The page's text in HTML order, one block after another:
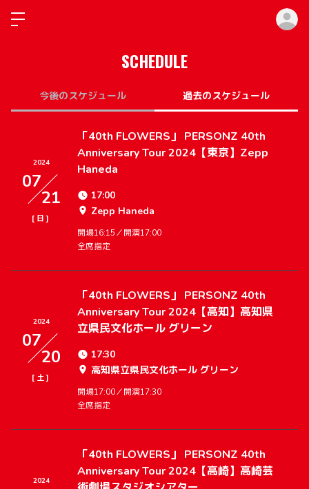
SCHEDULE
今後のスケジュール 過去のスケジュール
2024
07
21
[ 日]
「40th FLOWERS」 PERSONZ 40th
Anniversary Tour 2024【東京】Zepp
Haneda
17:00
Zepp Haneda
開場16:15／開演17:00
全席指定
2024
07
20
[ 土]
「40th FLOWERS」 PERSONZ 40th
Anniversary Tour 2024【高知】高知県
立県民文化ホール グリーン
17:30
高知県立県民文化ホール グリーン
開場17:00／開演17:30
全席指定
2024
「40th FLOWERS」 PERSONZ 40th
Anniversary Tour 2024【高崎】高崎芸